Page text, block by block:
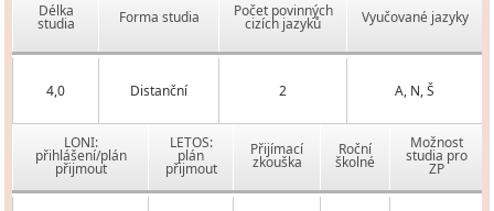
Délka
studia Forma studia Počet povinných
cizích jazyků Vyučované jazyky
4,0 Distanční 2 A, N, Š
LONI:
přihlášení/plán
přijmout
LETOS:
plán
přijmout
Přijímací
zkouška
Roční
školné
Možnost
studia pro
ZP